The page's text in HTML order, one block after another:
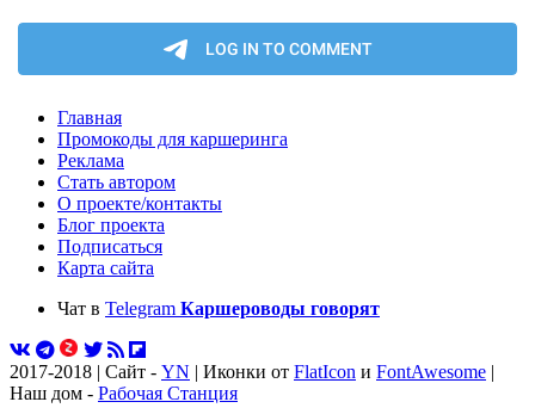
Главная
Промокоды для каршеринга
Реклама
Стать автором
О проекте/контакты
Блог проекта
Подписаться
Карта сайта
Чат в Telegram Каршероводы говорят
2017-2018 | Сайт - YN | Иконки от FlatIcon и FontAwesome |
Наш дом - Рабочая Станция